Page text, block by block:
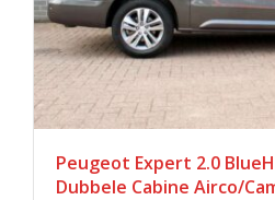
Peugeot Expert 2.0
Dubbele Cabine Airco/